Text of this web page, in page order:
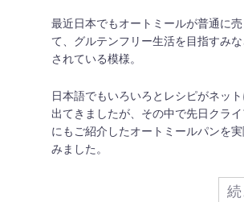
最近日本でもオートミールが普通に
て、グルテンフリー生活を目指すみ
されている模様。
日本語でもいろいろとレシピがネッ
出てきましたが、その中で先日クラ
にもご紹介したオートミールパンを
みました。